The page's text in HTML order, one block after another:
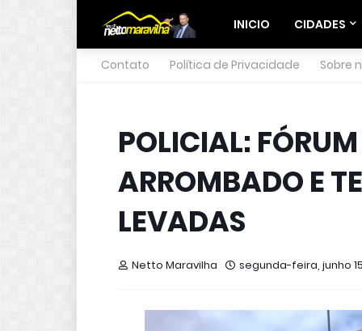
INICIO CIDADES
Contato Política de Privacidade Sobre
POLICIAL:
ARROMBADO E
LEVADAS
Netto Maravilha segunda-feira, junho